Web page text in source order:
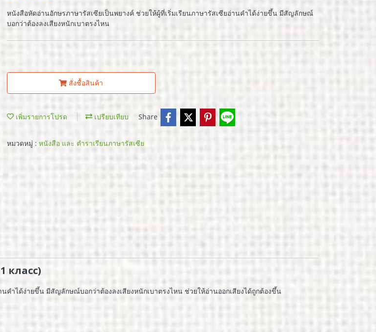
หนังสือหัดอ่านอักษรภาษารัสเซียเป็นพยางค์ ช่วยให้ผู้ที่เริ่มเรียนภาษารัสเซียอ่านคำได้ง่ายขึ้น มีสัญลักษณ์
บอกว่าต้องลงเสียงหนักเบาตรงไหน
สั่งซื้อสินค้า
เพิ่มรายการโปรด เปรียบเทียบ Share
หมวดหมู่ : หนังสือ และ ตำราเรียนภาษารัสเซีย
класс)
คำได้ง่ายขึ้น มีสัญลักษณ์บอกว่าต้องลงเสียงหนักเบาตรงไหน ช่วยให้อ่านออกเสียงได้ถูกต้องขึ้น